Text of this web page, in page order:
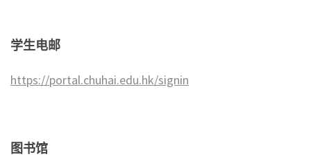
学生电邮
https://portal.chuhai.edu.hk/signin
图书馆